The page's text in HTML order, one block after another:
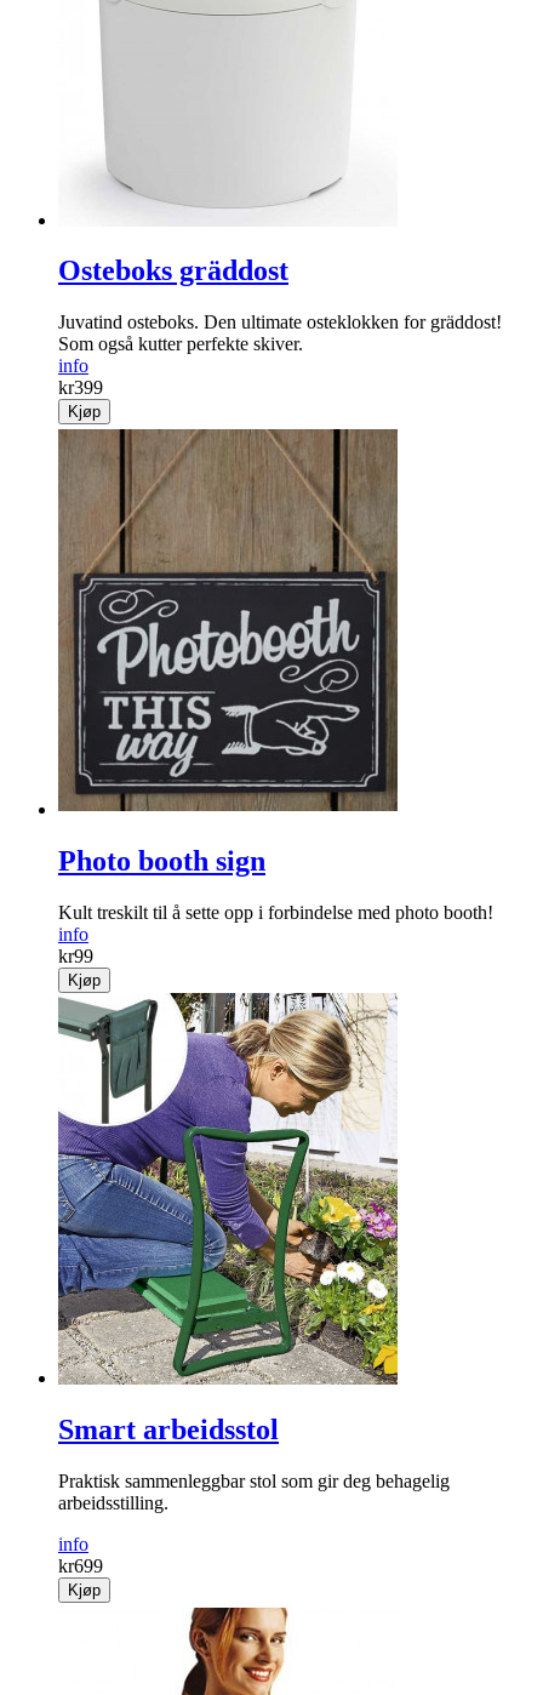
Osteboks gräddost
Juvatind osteboks. Den ultimate osteklokken for gräddost!
Som også kutter perfekte skiver.
info
kr399
Kjøp
Photo booth sign
Kult treskilt til å sette opp i forbindelse med photo booth!
info
kr99
Kjøp
Smart arbeidsstol
Praktisk sammenleggbar stol som gir deg behagelig
arbeidsstilling.
info
kr699
Kjøp